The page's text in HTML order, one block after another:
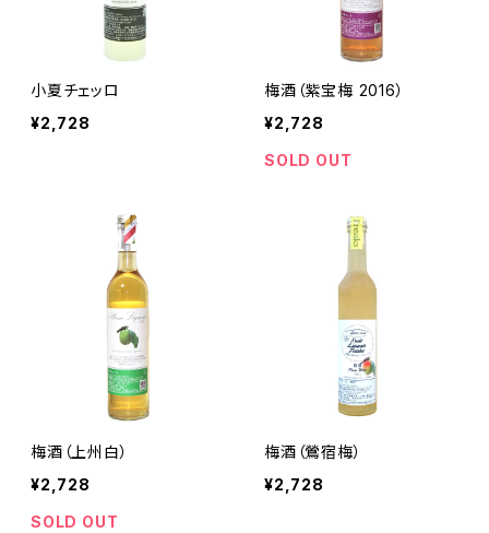
小夏チェッロ
¥2,728
梅酒（紫宝梅 2016）
¥2,728
SOLD OUT
梅酒（上州白）
¥2,728
SOLD OUT
梅酒（鶯宿梅）
¥2,728